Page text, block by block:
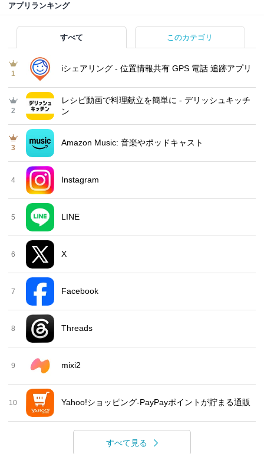
アプリランキング
すべて このカテゴリ
1
iシェアリング - 位置情報共有 GPS 電話 追跡アプリ
2
レシピ動画で料理献立を簡単‪に - デリッシュキッチ
ン
3
Amazon Music: 音楽やポッドキャスト
4 Instagram
5 LINE
6 X
7 Facebook
8 Threads
9 mixi2
10 Yahoo!ショッピング-PayPayポイントが貯まる通販
すべて見る